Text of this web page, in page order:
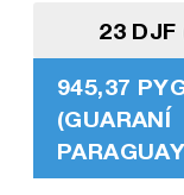
23 DJF
945,37
(GUARANÍ